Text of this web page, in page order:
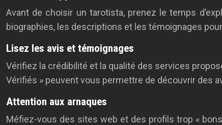
Avant de choisir un tarotista, prenez le temps
biographies, les descriptions et les témoignages
Lisez les avis et témoignages
Vérifiez la crédibilité et la qualité des services
Vérifiés » peuvent vous permettre de découvrir des
Attention aux arnaques
Méfiez-vous des sites web et des profils trop «